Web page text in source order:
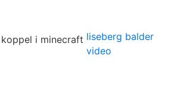
liseberg balder
video